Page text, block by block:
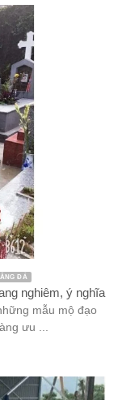
ĐÁ
nghiêm, ý nghĩa
mẫu mộ đạo
ưu ...